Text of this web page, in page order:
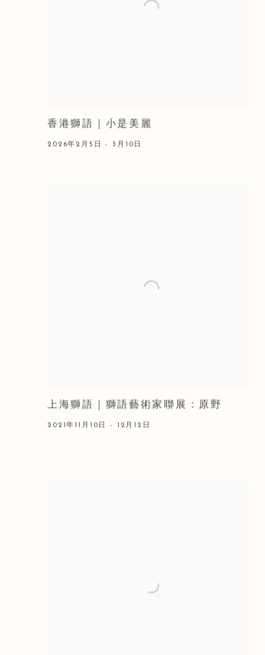
香港獅語｜⼩是美麗
2026年2月5日 - 3月10日
上海獅語｜獅語藝術家聯展：原野
2021年11月10日 - 12月12日